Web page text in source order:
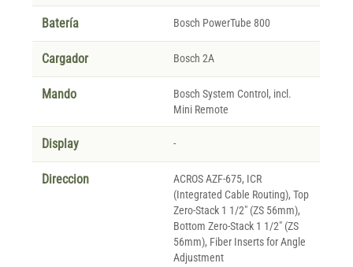
Batería Bosch PowerTube 800
Cargador Bosch 2A
Mando
Bosch System Control, incl.
Mini Remote
Display -
Direccion
ACROS AZF-675, ICR
(Integrated Cable Routing), Top
Zero-Stack 1 1/2" (ZS 56mm),
Bottom Zero-Stack 1 1/2" (ZS
56mm), Fiber Inserts for Angle
Adjustment